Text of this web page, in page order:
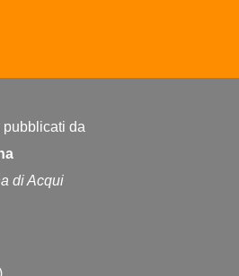
pubblicati da
di Acqui